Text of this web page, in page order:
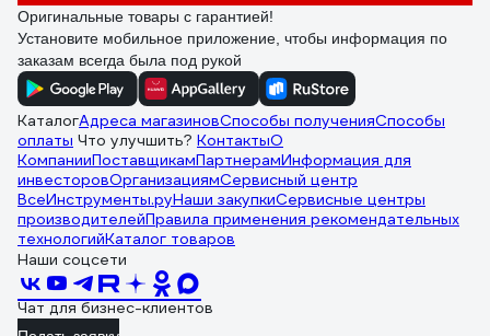
Оригинальные товары с гарантией!
Установите мобильное приложение, чтобы информация по
заказам всегда была под рукой
КаталогАдреса магазиновСпособы полученияСпособы
оплаты Что улучшить? КонтактыО
КомпанииПоставщикамПартнерамИнформация для
инвесторовОрганизациямСервисный центр
ВсеИнструменты.руНаши закупкиСервисные центры
производителейПравила применения рекомендательных
технологийКаталог товаров
Наши соцсети
Чат для бизнес-клиентов